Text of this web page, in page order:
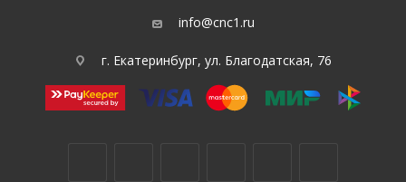
info@cnc1.ru
г. Екатеринбург, ул. Благодатская, 76